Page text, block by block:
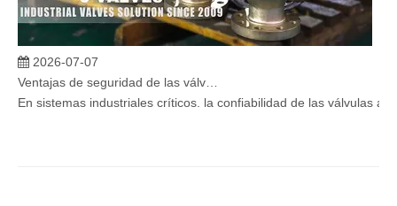
En sistemas industriales críticos, la confiabilidad de las válvulas